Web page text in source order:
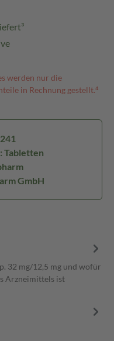
werden nur die
in Rechnung gestellt.⁴
Tabletten
GmbH
32 mg/12,5 mg und wofür
Arzneimittels ist